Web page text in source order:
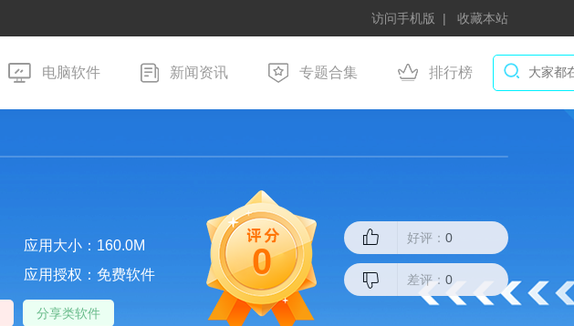
访问手机版 收藏本站
电脑软件 新闻资讯 专题合集 排行榜
应用大小：160.0M
应用授权：免费软件
分享类软件
0
好评： 0
差评： 0